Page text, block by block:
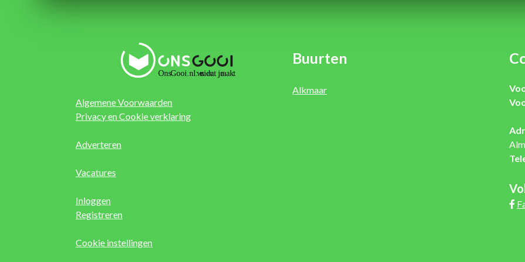
Algemene Voorwaarden
Privacy en Cookie verklaring
Adverteren
Vacatures
Inloggen
Registreren
Cookie instellingen
Buurten
Alkmaar